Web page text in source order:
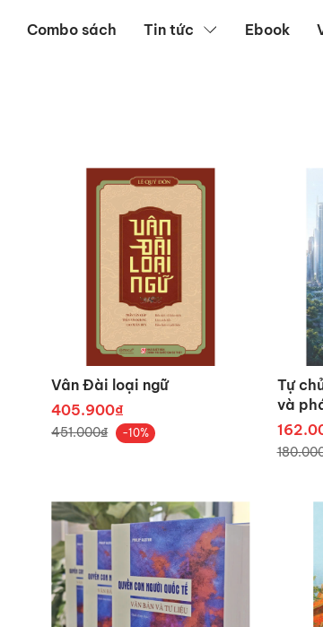
Combo sách Tin tức Ebook
Vân Đài loại ngữ
405.900₫
451.000₫ -10%
Tự
và